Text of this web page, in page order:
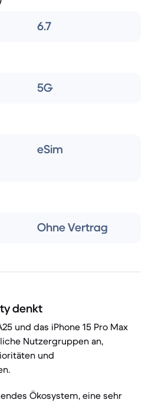
6.7
5G
eSim
Ohne Vertrag
denkt
und das iPhone 15 Pro Max
Nutzergruppen an,
und
Ökosystem, eine sehr